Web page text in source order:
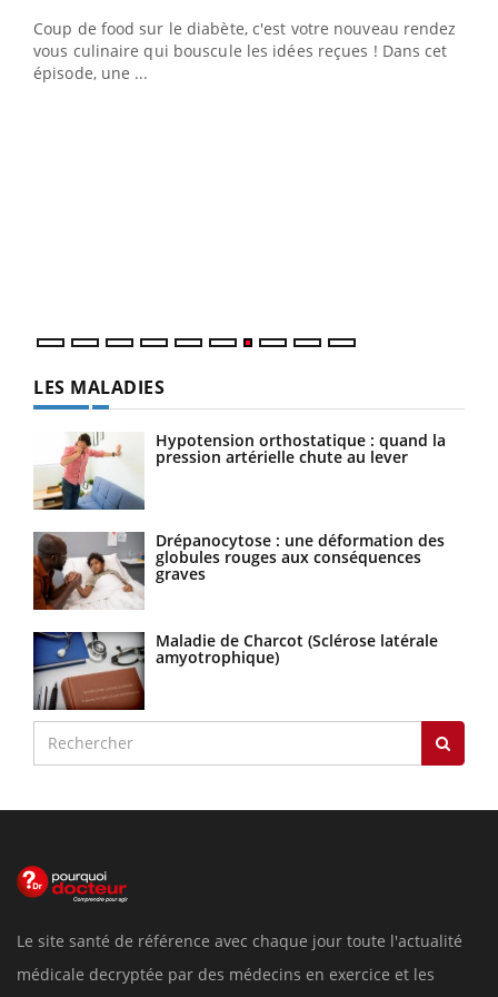
Coup de food sur le diabète, c'est votre nouveau rendez-
vous culinaire qui bouscule les idées reçues ! Dans cet
épisode, une ...
LES MALADIES
Hypotension orthostatique : quand la
pression artérielle chute au lever
Drépanocytose : une déformation des
globules rouges aux conséquences
graves
Maladie de Charcot (Sclérose latérale
amyotrophique)
Le site santé de référence avec chaque jour toute l'actualité
médicale decryptée par des médecins en exercice et les